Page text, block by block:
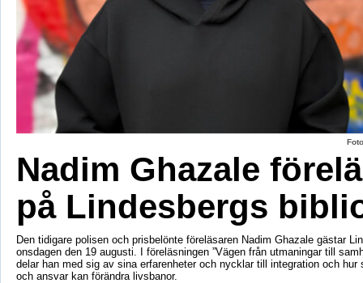
Nadim Ghazale
på Lindesbergs
Den tidigare polisen och prisbelönte föreläsaren Nadim Ghazale gästar
onsdagen den 19 augusti. I föreläsningen ”Vägen från utmaningar till
delar han med sig av sina erfarenheter och nycklar till integration och hur
och ansvar kan förändra livsbanor.